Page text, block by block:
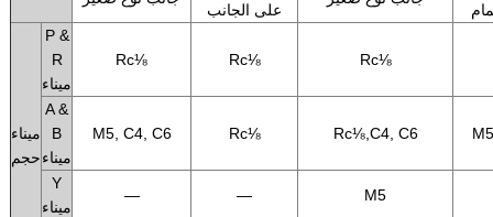
على الجانب
ميناء
حجم
P &
R
ميناء
Rc⅛ Rc⅛ Rc⅛
A &
B
ميناء
M5, C4, C6 Rc⅛ Rc⅛,C4, C6
Y
ميناء
— — M5